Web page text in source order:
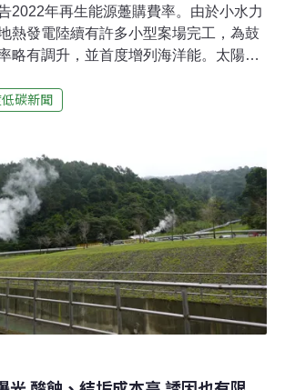
2022年再生能源躉購費率。由於小水力
熱發電陸續有許多小型案場完工，為鼓
略有調升，並首度增列海洋能。太陽光
提供屋頂型併網外加費。離岸風電費率
全數收購未來20年的綠電，以利企業評
費率為每年調整公告，考量物價浮動、
子，再加上政府獎勵機制，鼓勵優先開
召開聽證會後制定；而為兼顧區域均衡
費率的設置。小水力、地熱分級距調漲
成再生能源類型多元，我國已有小水力
熱發電等許多小型案場逐步完工。小水
分出躉購費率級距，提供2MW以下的
率後，2022年
碳新聞